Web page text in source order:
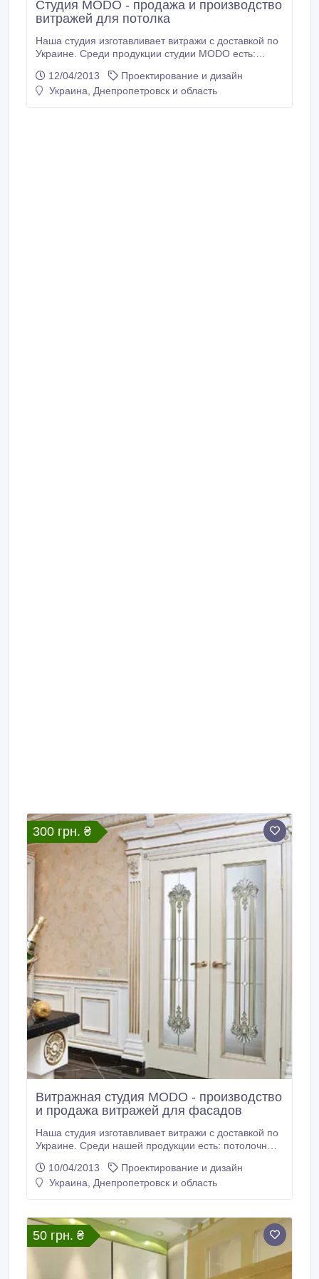
Студия MODO - продажа и производство
витражей для потолка
Наша студия изготавливает витражи с доставкой по
Украине. Среди продукции студии MODO есть:
перегородки, потолочные витражи. Мы используем
такие техники: фьюзинг, тиффани, кадрам,
12/04/2013
Проектирование и дизайн
Украина, Днепропетровск и область
300 грн. ₴
Витражная студия MODO - производство
и продажа витражей для фасадов
Наша студия изготавливает витражи с доставкой по
Украине. Среди нашей продукции есть: потолочные
витражные перегородки. Мы используем такие
техники: фьюзинг, декралед, кадрам, фацеты,
10/04/2013
Проектирование и дизайн
Украина, Днепропетровск и область
50 грн. ₴